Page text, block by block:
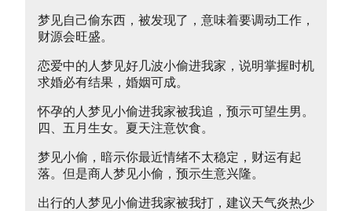
梦见自己偷东西，被发现了，意味着要调动工作，
财源会旺盛。
恋爱中的人梦见好几波小偷进我家，说明掌握时机
求婚必有结果，婚姻可成。
怀孕的人梦见小偷进我家被我追，预示可望生男。
四、五月生女。夏天注意饮食。
梦见小偷，暗示你最近情绪不太稳定，财运有起
落。但是商人梦见小偷，预示生意兴隆。
出行的人梦见小偷进我家被我打，建议天气炎热少